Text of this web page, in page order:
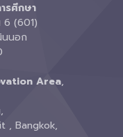
รศึกษา
6 (601)
นนอก
Area,
, Bangkok,